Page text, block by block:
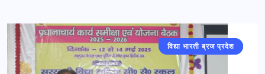
अलीगढ़
विद्या भारती ब्रज प्रदेश